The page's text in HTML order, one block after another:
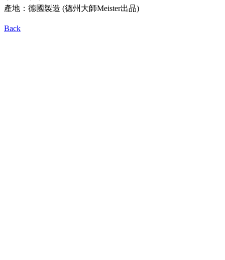
產地：德國製造 (德州大師Meister出品)
Back